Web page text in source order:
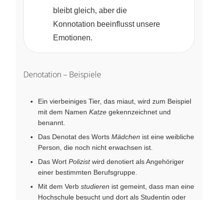
bleibt gleich, aber die
Konnotation beeinflusst unsere
Emotionen.
Denotation – Beispiele
Ein vierbeiniges Tier, das miaut, wird zum Beispiel
mit dem Namen Katze gekennzeichnet und
benannt.
Das Denotat des Worts Mädchen ist eine weibliche
Person, die noch nicht erwachsen ist.
Das Wort Polizistwird denotiert als Angehöriger
einer bestimmten Berufsgruppe.
Mit dem Verb studieren ist gemeint, dass man eine
Hochschule besucht und dort als Studentin oder